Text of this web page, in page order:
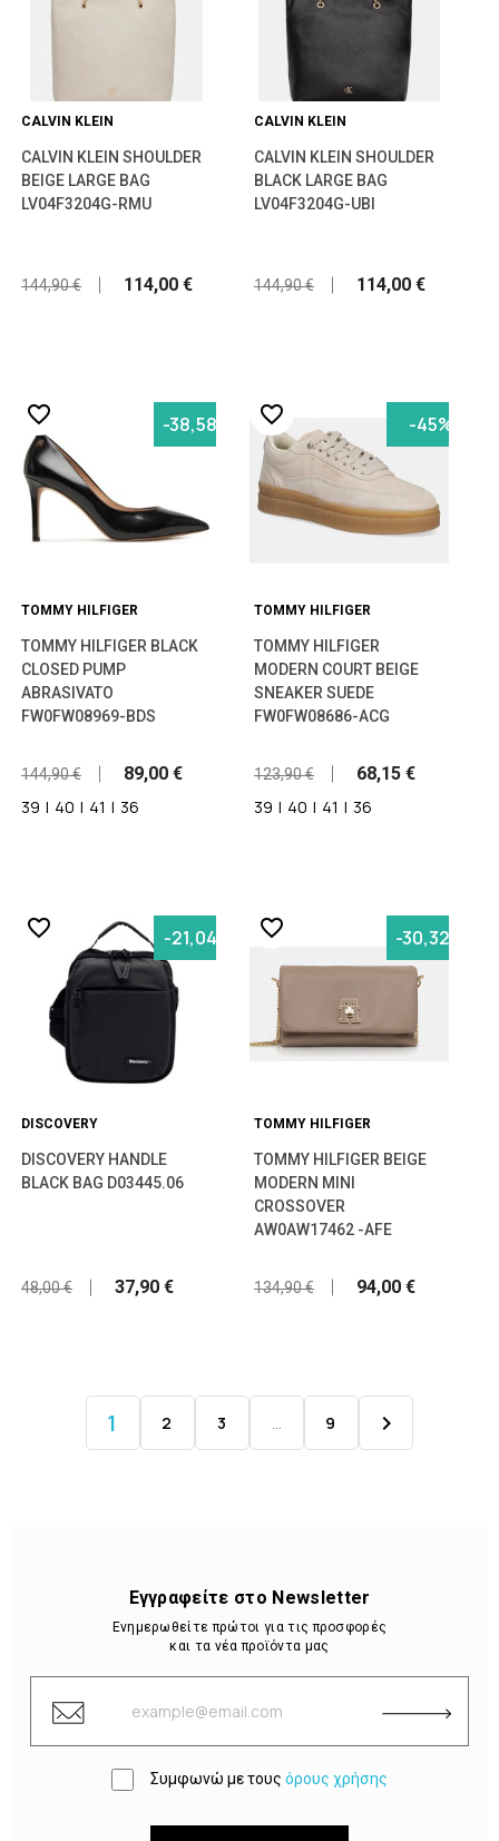
CALVIN KLEIN
CALVIN KLEIN SHOULDER
BEIGE LARGE BAG
LV04F3204G-RMU
144,90 € 114,00 €
CALVIN KLEIN
CALVIN KLEIN SHOULDER
BLACK LARGE BAG
LV04F3204G-UBI
144,90 € 114,00 €
TOMMY HILFIGER
TOMMY HILFIGER BLACK
CLOSED PUMP
ABRASIVATO
FW0FW08969-BDS
144,90 €
89,00 €
39 | 40 | 41 | 36
-38,58%
favorite_border
TOMMY HILFIGER
TOMMY HILFIGER
MODERN COURT BEIGE
SNEAKER SUEDE
FW0FW08686-ACG
123,90 €
68,15 €
39 | 40 | 41 | 36
-45%
favorite_border
DISCOVERY
DISCOVERY HANDLE
BLACK BAG D03445.06
48,00 € 37,90 €
-21,04%
favorite_border
TOMMY HILFIGER
TOMMY HILFIGER BEIGE
MODERN MINI
CROSSOVER
AW0AW17462 -AFE
134,90 € 94,00 €
-30,32%
favorite_border
1 2 3 … 9 
Εγγραφείτε στο Newsletter
Ενημερωθείτε πρώτοι για τις προσφορές
και τα νέα προϊόντα μας
Συμφωνώ με τους όρους χρήσης